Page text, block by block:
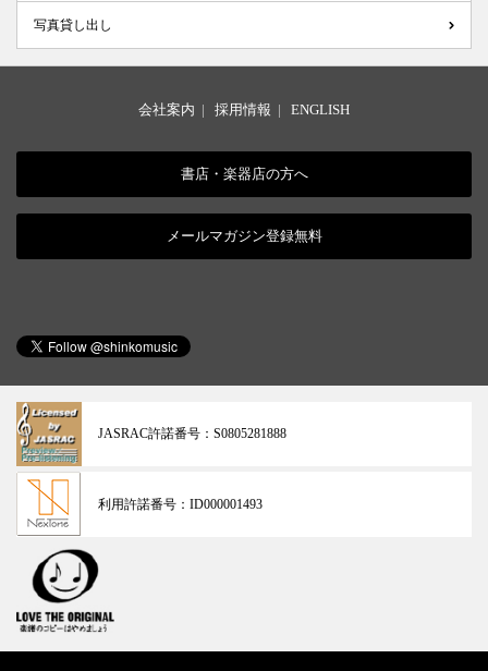
写真貸し出し
会社案内 | 採用情報 | ENGLISH
書店・楽器店の方へ
メールマガジン登録無料
JASRAC許諾番号： S0805281888
利用許諾番号： ID000001493